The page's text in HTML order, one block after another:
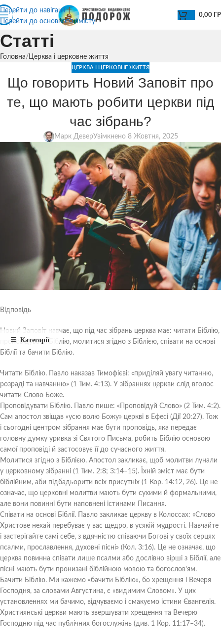
Перейти до навігації
Перейти до основного вмісту
0,00
Статті
Головна Церква і церковне життя
ЦЕРКВА І ЦЕРКОВНЕ ЖИТТЯ
Що говорить Новий Заповіт про
те, що мають робити церкви під
час зібрань?
Марк ДеверУвімкнено 8 Жовтня, 2025
Відповідь
Новий Заповіт навчає, що під час зібрань церква має: читати Біблію,
проповідувати Біблію, молитися згідно з Біблією, співати на основі
Біблії та бачити Біблію.
Читати Біблію. Павло наказав Тимофієві: «приділяй увагу читанню,
розраді та навчанню» (1 Тим. 4:13). У зібраннях церкви слід вголос
читати Слово Боже.
Проповідувати Біблію. Павло пише: «Проповідуй Слово» (2 Тим. 4:2).
Сам апостол звіщав «усю волю Божу» церкві в Ефесі (Дії 20:27). Тож
і сьогодні центром зібрання має бути проповідь, яка передає
головну думку уривка зі Святого Письма, робить Біблію основою
самої проповіді й застосовує її до сучасного життя.
Молитися згідно з Біблією. Апостол закликає, щоб молитви лунали
у церковному зібранні (1 Тим. 2:8; 3:14–15). Їхній зміст має бути
біблійним, аби підбадьорити всіх присутніх (1 Кор. 14:12, 26). Це не
означає, що церковні молитви мають бути сухими й формальними,
але вони повинні бути наповнені істинами Писання.
Співати на основі Біблії. Павло закликає церкву в Колоссах: «Слово
Христове нехай перебуває у вас щедро, в усякій мудрості. Навчайте
і застерігайте самі себе, з вдячністю співаючи Богові у своїх серцях
псалми, прославлення, духовні пісні» (Кол. 3:16). Це не означає, що
церква повинна співати лише псалми або дослівно вірші з Біблії, але
пісні мають бути пронизані біблійною мовою та богослов’ям.
Бачити Біблію. Ми кажемо «бачити Біблію», бо хрещення і Вечеря
Господня, за словами Августина, є «видимим Словом». У цих
установленнях ми бачимо, відчуваємо і смакуємо істини Євангелія.
Християнські церкви мають звершувати хрещення та Вечерю
Господню під час публічних богослужінь (див. 1 Кор. 11:17–34).